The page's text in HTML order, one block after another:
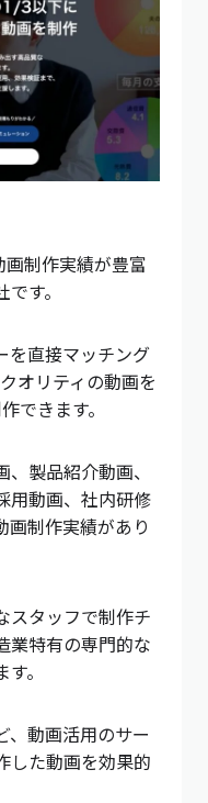
制作実績が豊富
す。
を直接マッチング
オリティの動画を
できます。
製品紹介動画、
用動画、社内研修
画制作実績があり
スタッフで制作チ
業特有の専門的な
。
、動画活用のサー
した動画を効果的